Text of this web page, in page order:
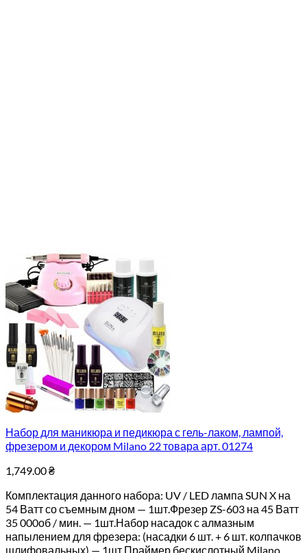
Набор для маникюра и педикюра с гель-лаком, лампой,
фрезером и декором Milano 22 товара арт. 01274
1,749.00₴
Комплектация данного набора: UV / LED лампа SUN X на
54 Ватт со съемным дном — 1шт.Фрезер ZS-603 на 45 Ватт
35 000об / мин. — 1шт.Набор насадок с алмазным
напылением для фрезера: (насадки 6 шт. + 6 шт. колпачков
шлифовальных) — 1шт.Праймер бескислотный Milano